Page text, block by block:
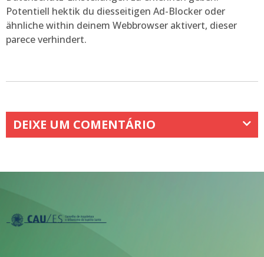
Potentiell hektik du diesseitigen Ad-Blocker oder
ähnliche within deinem Webbrowser aktivert, dieser
parece verhindert.
DEIXE UM COMENTÁRIO